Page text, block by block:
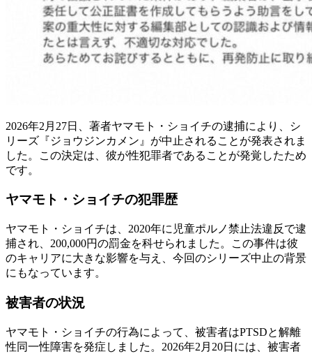
2026年2月27日、著者ヤマモト・ショイチの逮捕により、シ
リーズ『ジョウジンカメン』が中止されることが発表されま
した。この決定は、彼が性犯罪者であることが発覚したため
です。
ヤマモト・ショイチの犯罪歴
ヤマモト・ショイチは、2020年に児童ポルノ禁止法違反で逮
捕され、200,000円の罰金を科せられました。この事件は彼
のキャリアに大きな影響を与え、今回のシリーズ中止の背景
にもなっています。
被害者の状況
ヤマモト・ショイチの行為によって、被害者はPTSDと解離
性同一性障害を発症しました。2026年2月20日には、被害者